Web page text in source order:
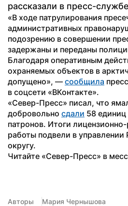
рассказали в пресс-
«В ходе патрулирования
административных
подозрению в совершении
задержаны и переданы
Благодаря оперативным
охраняемых объектов в
допущено», — сообщила
в соцсети «ВКонтакте».
«Север-Пресс» писал, что
добровольно сдали 58
патронов. Итоги
работы подвели в управлении
округу.
Читайте «Север-Пресс» в
Авторы Мария Чернышова